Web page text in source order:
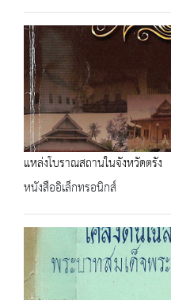
แหล่งโบราณสถานในจังหวัดตรัง
หนังสืออิเล็กทรอนิกส์